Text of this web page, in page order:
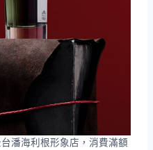
潘海利根形象店，消費滿額